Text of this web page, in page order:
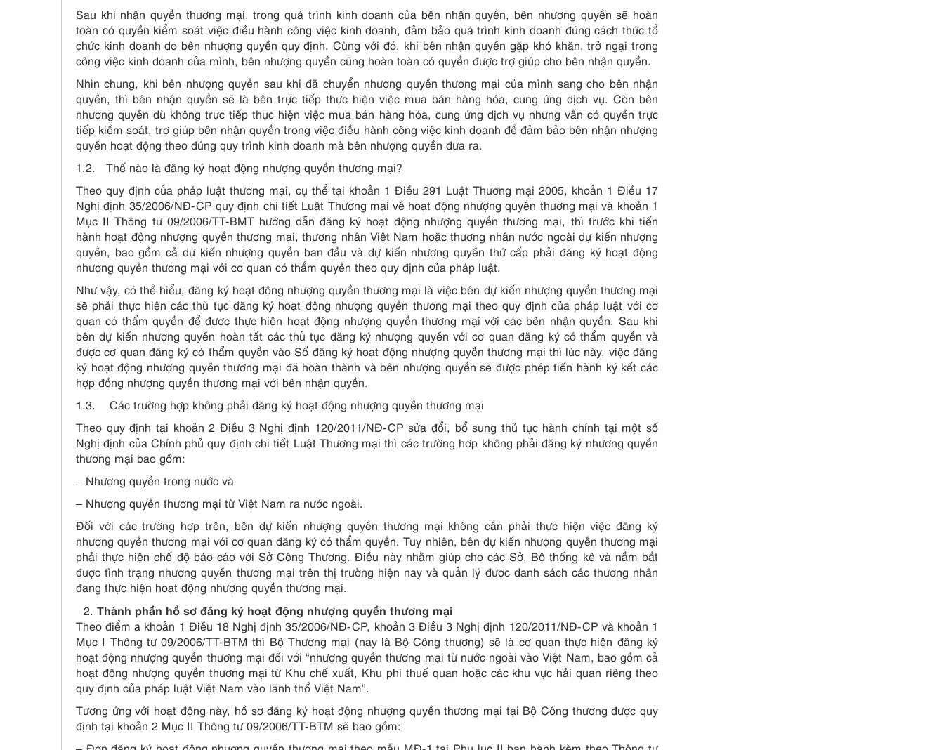
Sau khi nhận quyền thương mại, trong quá trình kinh doanh của bên nhận quyền, bên nhượng quyền sẽ hoàn
toàn có quyền kiểm soát việc điều hành công việc kinh doanh, đảm bảo quá trình kinh doanh đúng cách thức tổ
chức kinh doanh do bên nhượng quyền quy định. Cùng với đó, khi bên nhận quyền gặp khó khăn, trở ngại trong
công việc kinh doanh của mình, bên nhượng quyền cũng hoàn toàn có quyền được trợ giúp cho bên nhận quyền.
Nhìn chung, khi bên nhượng quyền sau khi đã chuyển nhượng quyền thương mại của mình sang cho bên nhận
quyền, thì bên nhận quyền sẽ là bên trực tiếp thực hiện việc mua bán hàng hóa, cung ứng dịch vụ. Còn bên
nhượng quyền dù không trực tiếp thực hiện việc mua bán hàng hóa, cung ứng dịch vụ nhưng vẫn có quyền trực
tiếp kiểm soát, trợ giúp bên nhận quyền trong việc điều hành công việc kinh doanh để đảm bảo bên nhận nhượng
quyền hoạt động theo đúng quy trình kinh doanh mà bên nhượng quyền đưa ra.
1.2. Thế nào là đăng ký hoạt động nhượng quyền thương mại?
Theo quy định của pháp luật thương mại, cụ thể tại khoản 1 Điều 291 Luật Thương mại 2005, khoản 1 Điều 17
Nghị định 35/2006/NĐ-CP quy định chi tiết Luật Thương mại về hoạt động nhượng quyền thương mại và khoản 1
Mục II Thông tư 09/2006/TT-BMT hướng dẫn đăng ký hoạt động nhượng quyền thương mại, thì trước khi tiến
hành hoạt động nhượng quyền thương mại, thương nhân Việt Nam hoặc thương nhân nước ngoài dự kiến nhượng
quyền, bao gồm cả dự kiến nhượng quyền ban đầu và dự kiến nhượng quyền thứ cấp phải đăng ký hoạt động
nhượng quyền thương mại với cơ quan có thẩm quyền theo quy định của pháp luật.
Như vậy, có thể hiểu, đăng ký hoạt động nhượng quyền thương mại là việc bên dự kiến nhượng quyền thương mại
sẽ phải thực hiện các thủ tục đăng ký hoạt động nhượng quyền thương mại theo quy định của pháp luật với cơ
quan có thẩm quyền để được thực hiện hoạt động nhượng quyền thương mại với các bên nhận quyền. Sau khi
bên dự kiến nhượng quyền hoàn tất các thủ tục đăng ký nhượng quyền với cơ quan đăng ký có thẩm quyền và
được cơ quan đăng ký có thẩm quyền vào Sổ đăng ký hoạt động nhượng quyền thương mại thì lúc này, việc đăng
ký hoạt động nhượng quyền thương mại đã hoàn thành và bên nhượng quyền sẽ được phép tiến hành ký kết các
hợp đồng nhượng quyền thương mại với bên nhận quyền.
1.3. Các trường hợp không phải đăng ký hoạt động nhượng quyền thương mại
Theo quy định tại khoản 2 Điều 3 Nghị định 120/2011/NĐ-CP sửa đổi, bổ sung thủ tục hành chính tại một số
Nghị định của Chính phủ quy định chi tiết Luật Thương mại thì các trường hợp không phải đăng ký nhượng quyền
thương mại bao gồm:
– Nhượng quyền trong nước và
– Nhượng quyền thương mại từ Việt Nam ra nước ngoài.
Đối với các trường hợp trên, bên dự kiến nhượng quyền thương mại không cần phải thực hiện việc đăng ký
nhượng quyền thương mại với cơ quan đăng ký có thẩm quyền. Tuy nhiên, bên dự kiến nhượng quyền thương mại
phải thực hiện chế độ báo cáo với Sở Công Thương. Điều này nhằm giúp cho các Sở, Bộ thống kê và nắm bắt
được tình trạng nhượng quyền thương mại trên thị trường hiện nay và quản lý được danh sách các thương nhân
đang thực hiện hoạt động nhượng quyền thương mại.
Thành phần hồ sơ đăng ký hoạt động nhượng quyền thương mại
Theo điểm a khoản 1 Điều 18 Nghị định 35/2006/NĐ-CP, khoản 3 Điều 3 Nghị định 120/2011/NĐ-CP và khoản 1
Mục I Thông tư 09/2006/TT-BTM thì Bộ Thương mại (nay là Bộ Công thương) sẽ là cơ quan thực hiện đăng ký
hoạt động nhượng quyền thương mại đối với “nhượng quyền thương mại từ nước ngoài vào Việt Nam, bao gồm cả
hoạt động nhượng quyền thương mại từ Khu chế xuất, Khu phi thuế quan hoặc các khu vực hải quan riêng theo
quy định của pháp luật Việt Nam vào lãnh thổ Việt Nam”.
Tương ứng với hoạt động này, hồ sơ đăng ký hoạt động nhượng quyền thương mại tại Bộ Công thương được quy
định tại khoản 2 Mục II Thông tư 09/2006/TT-BTM sẽ bao gồm: